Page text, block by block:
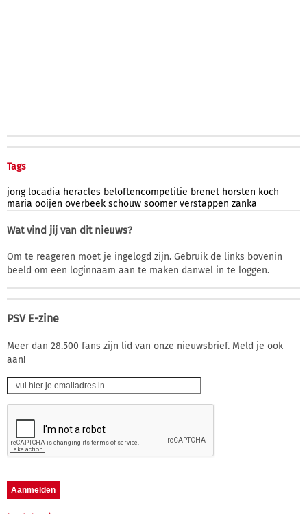
Tags
jong locadia heracles beloftencompetitie brenet horsten koch
maria ooijen overbeek schouw soomer verstappen zanka
Wat vind jij van dit nieuws?
Om te reageren moet je ingelogd zijn. Gebruik de links bovenin
beeld om een loginnaam aan te maken danwel in te loggen.
PSV E-zine
Meer dan 28.500 fans zijn lid van onze nieuwsbrief. Meld je ook
aan!